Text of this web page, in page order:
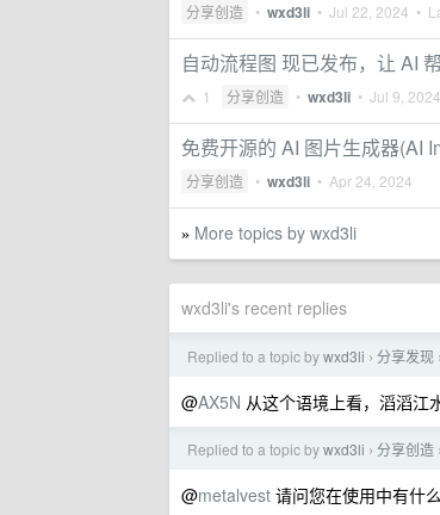
分享创造 • wxd3li • Jul 22, 2024 •
自动流程图 现已发布，让 AI
1 分享创造 • wxd3li • Jul 9, 2024
免费开源的 AI 图片生成器(AI
分享创造 • wxd3li • Apr 24, 2024
» More topics by wxd3li
wxd3li's recent replies
Replied to a topic bywxd3li › 分享发现 ›
@AX5N 从这个语境上看，滔滔江
Replied to a topic bywxd3li › 分享创造 ›
@metalvest 请问您在使用中有什